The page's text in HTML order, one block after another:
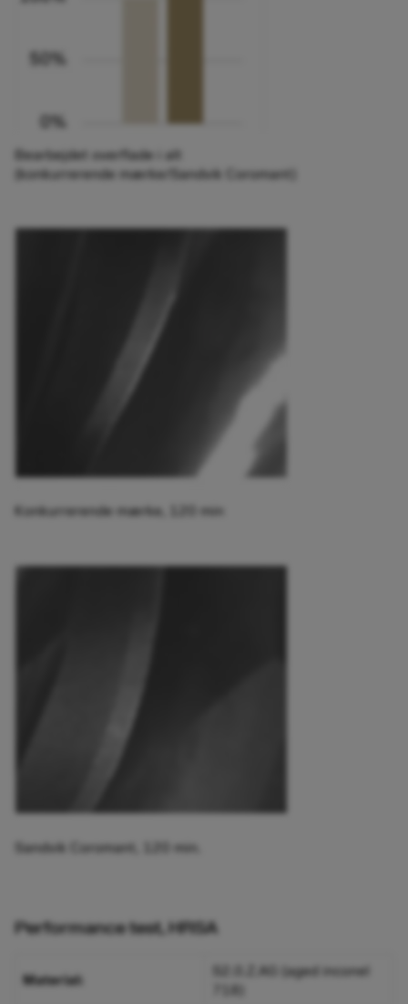
Bearbejdet overflade i alt
(konkurrerende mærke/Sandvik Coromant)
Konkurrerende mærke, 120 min
Sandvik Coromant, 120 min.
Performance test, HRSA
Material:
S2.0.Z.AG (aged inconel